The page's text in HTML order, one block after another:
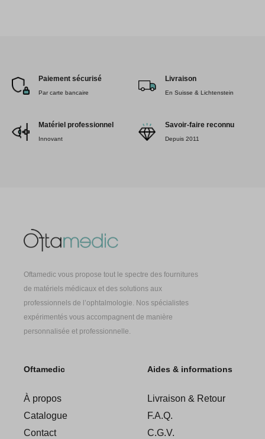
Paiement sécurisé
Par carte bancaire
Livraison
En Suisse & Lichtenstein
Matériel professionnel
Innovant
Savoir-faire reconnu
Depuis 2011
Oftamedic vous propose tout le spectre des fournitures
de matériels médicaux et des solutions aux
professionnels de l’ophtalmologie. Nos spécialistes
expérimentés vous accompagnent de manière
personnalisée et professionnelle.
Oftamedic
À propos
Catalogue
Contact
Aides & informations
Livraison & Retour
F.A.Q.
C.G.V.